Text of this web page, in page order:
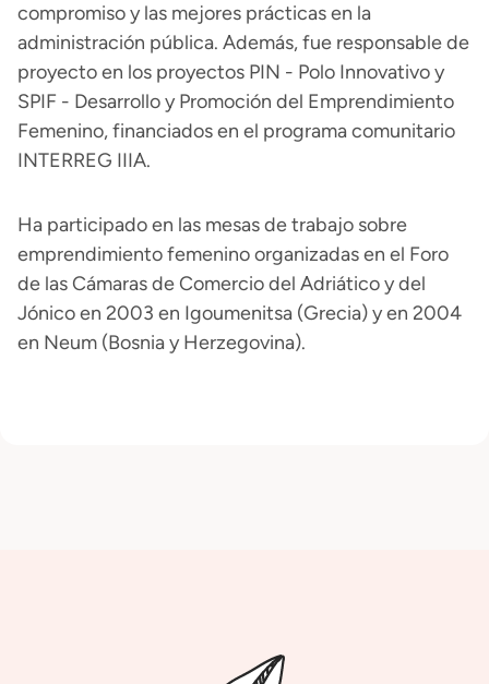
compromiso y las mejores prácticas en la
administración pública. Además, fue responsable de
proyecto en los proyectos PIN - Polo Innovativo y
SPIF - Desarrollo y Promoción del Emprendimiento
Femenino, financiados en el programa comunitario
INTERREG IIIA.
Ha participado en las mesas de trabajo sobre
emprendimiento femenino organizadas en el Foro
de las Cámaras de Comercio del Adriático y del
Jónico en 2003 en Igoumenitsa (Grecia) y en 2004
en Neum (Bosnia y Herzegovina).